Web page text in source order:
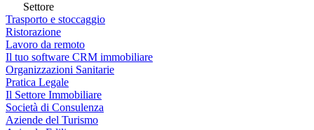
Settore
Trasporto e stoccaggio
Ristorazione
Lavoro da remoto
Il tuo software CRM immobiliare
Organizzazioni Sanitarie
Pratica Legale
Il Settore Immobiliare
Società di Consulenza
Aziende del Turismo